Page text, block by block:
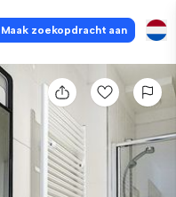
Maak zoekopdracht aan